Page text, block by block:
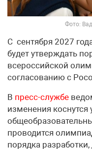
Фото:
С сентября 2027
будет утверждать
всероссийской
согласованию с
В пресс-службе
изменения
проводится
порядка